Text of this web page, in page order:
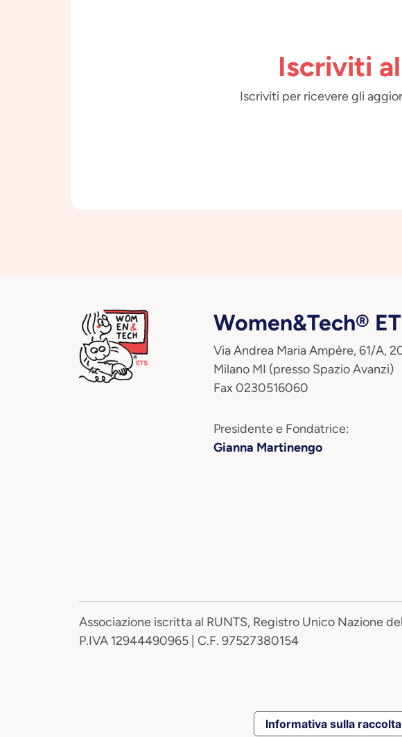
Iscriviti
Iscriviti per ricevere gli
Women&Tech®
Via Andrea Maria Ampère, 61/A,
Milano MI (presso Spazio Avanzi)
Fax 0230516060
Presidente e Fondatrice:
Gianna Martinengo
Associazione iscritta al RUNTS, Registro Unico Nazione
P.IVA 12944490965 | C.F. 97527380154
Informativa sulla raccolta